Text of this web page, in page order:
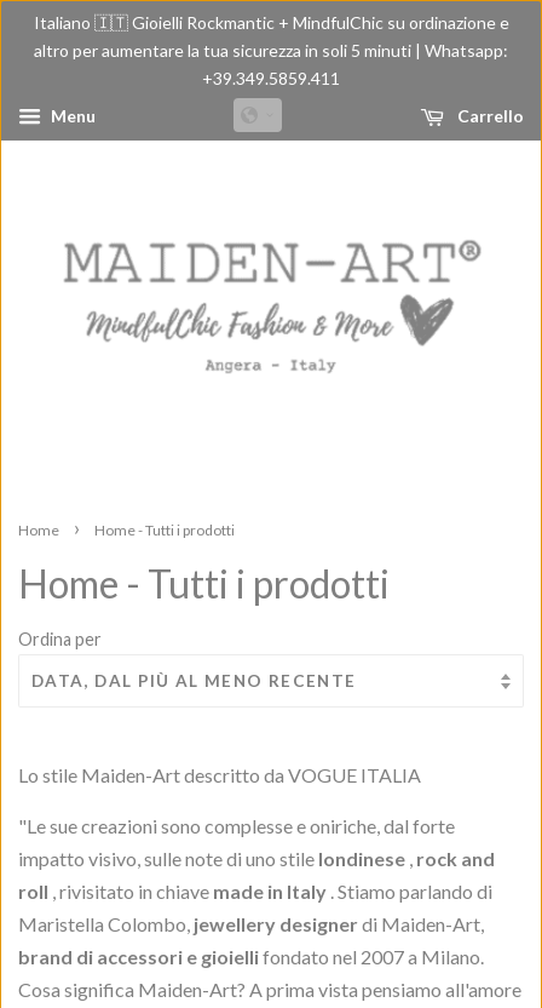
Italiano 🇮🇹 Gioielli Rockmantic + MindfulChic su ordinazione e
altro per aumentare la tua sicurezza in soli 5 minuti | Whatsapp:
+39.349.5859.411
Menu
Carrello
Home › Home - Tutti i prodotti
Home - Tutti i prodotti
Ordina per
Lo stile Maiden-Art descritto da VOGUE ITALIA
"Le sue creazioni sono complesse e oniriche, dal forte
impatto visivo, sulle note di uno stile londinese rock and
roll , rivisitato in chiave made in Italy . Stiamo parlando di
Maristella Colombo, jewellery designer di Maiden-Art,
brand di accessori e gioiellifondato nel 2007 a Milano.
Cosa significa Maiden-Art? A prima vista pensiamo all'amore